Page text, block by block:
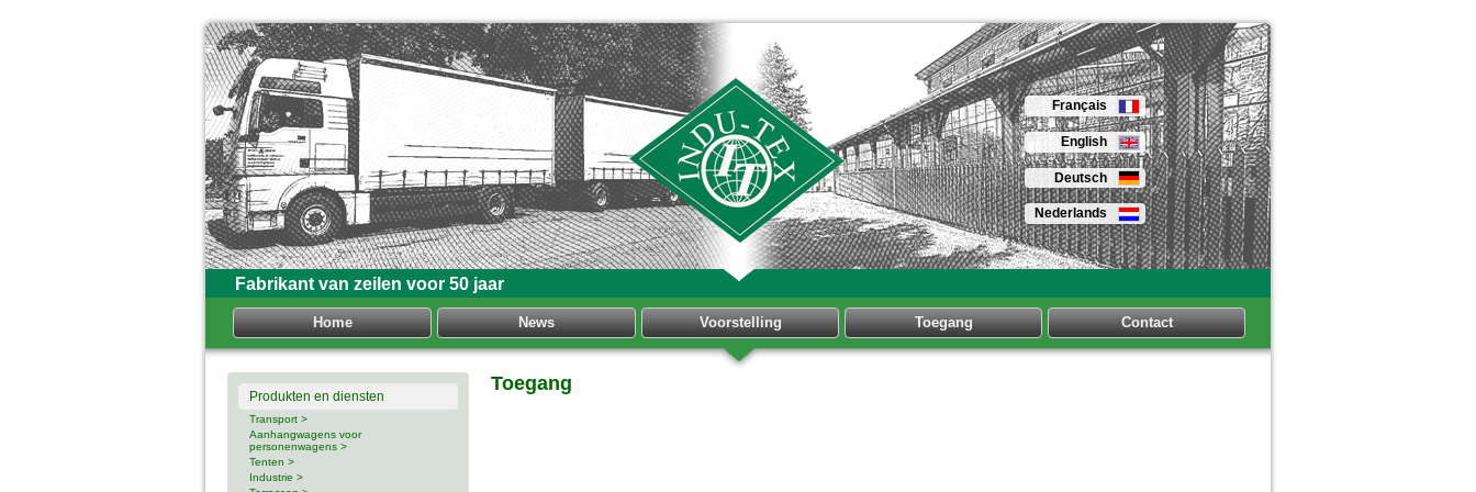
Fabrikant van zeilen voor 50 jaar
Français
English
Deutsch
Nederlands
Home News Voorstelling Toegang Contact
Produkten en diensten
Transport >
Aanhangwagens voor
personenwagens >
Tenten >
Industrie >
Toegang